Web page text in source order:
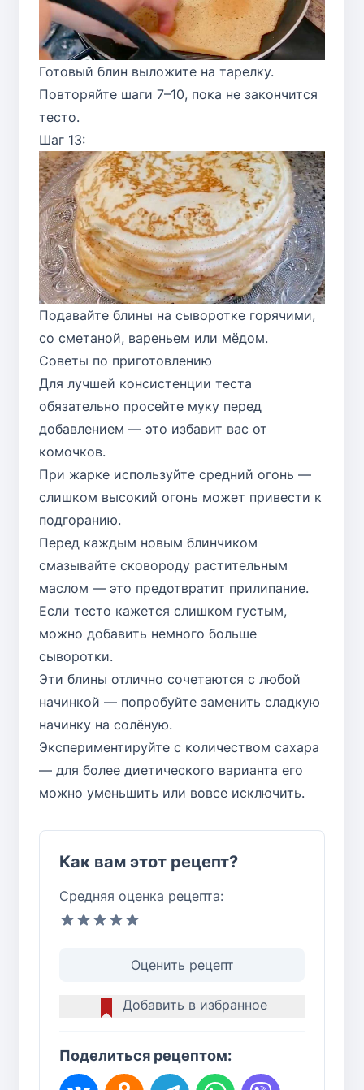
Готовый блин выложите на тарелку.
Повторяйте шаги 7–10, пока не закончится
тесто.
Шаг 13:
Подавайте блины на сыворотке горячими,
со сметаной, вареньем или мёдом.
Советы по приготовлению
Для лучшей консистенции теста
обязательно просейте муку перед
добавлением — это избавит вас от
комочков.
При жарке используйте средний огонь —
слишком высокий огонь может привести к
подгоранию.
Перед каждым новым блинчиком
смазывайте сковороду растительным
маслом — это предотвратит прилипание.
Если тесто кажется слишком густым,
можно добавить немного больше
сыворотки.
Эти блины отлично сочетаются с любой
начинкой — попробуйте заменить сладкую
начинку на солёную.
Экспериментируйте с количеством сахара
— для более диетического варианта его
можно уменьшить или вовсе исключить.
Как вам этот рецепт?
Средняя оценка рецепта:
Оценить рецепт
Добавить в избранное
Поделиться рецептом: